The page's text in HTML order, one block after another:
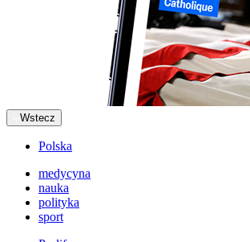
Wstecz
Polska
medycyna
nauka
polityka
sport